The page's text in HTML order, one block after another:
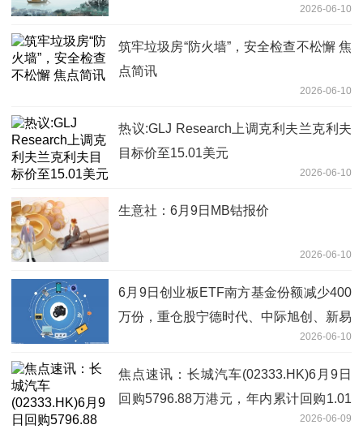
2026-06-10
筑牢垃圾房“防火墙”，安全检查不松懈 焦
点简讯
2026-06-10
热议:GLJ Research上调克利夫兰克利夫
目标价至15.01美元
2026-06-10
生意社：6月9日MB钴报价
2026-06-10
6月9日创业板ETF南方基金份额减少400
万份，重仓股宁德时代、中际旭创、新易
2026-06-10
焦点速讯：长城汽车(02333.HK)6月9日
回购5796.88万港元，年内累计回购1.01
2026-06-09